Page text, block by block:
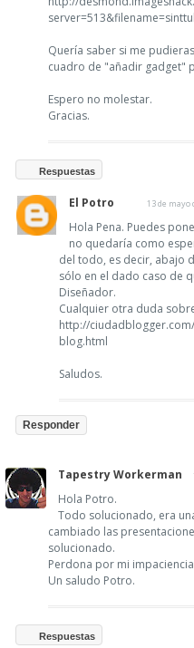
Quería saber si me
cuadro de "añadir gadget"
Espero no molestar.
Gracias.
Respuestas
El Potro 13 de mayo
Hola Pena. Puedes
no quedaría como
del todo, es decir, abajo
sólo en el dado caso de
Diseñador.
Cualquier otra duda
http://
blog.html
Saludos.
Responder
Tapestry Workerman
Hola Potro.
Todo solucionado, era
cambiado las
solucionado.
Perdona por mi
Un saludo Potro.
Respuestas